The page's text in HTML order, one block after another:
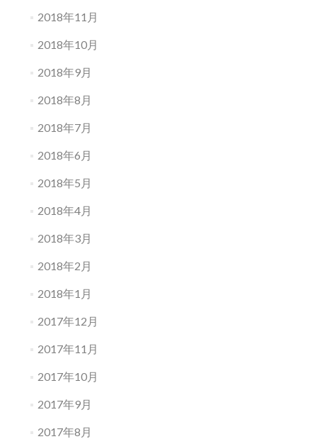
2018年11月
2018年10月
2018年9月
2018年8月
2018年7月
2018年6月
2018年5月
2018年4月
2018年3月
2018年2月
2018年1月
2017年12月
2017年11月
2017年10月
2017年9月
2017年8月